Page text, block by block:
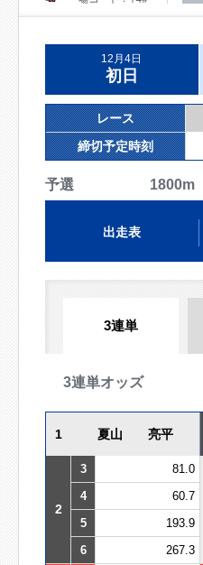
12月4日
初日
レース
締切予定時刻
予選 1800m
出走表
3連単
3連単オッズ
1 夏山 亮平
2
3 81.0
4
60.7
5
193.9
6
267.3